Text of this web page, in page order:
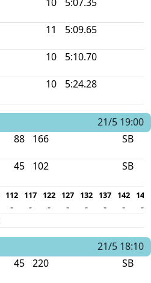
11 5:09.65
10 5:10.70
10 5:24.28
21/5 19:00
88 166 SB
45 102 SB
112 117 122 127 132 137 142 147
- - - - - - -
-
21/5 18:10
45 220 SB